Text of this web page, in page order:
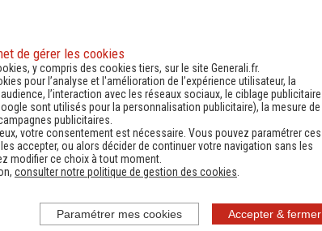
Découvrir
de gérer les cookies
y compris des cookies tiers, sur le site Generali.fr.
pour l’analyse et l'amélioration de l’expérience utilisateur, la
l’interaction avec les réseaux sociaux, le ciblage publicitaire
sont utilisés pour la personnalisation publicitaire), la mesure de
publicitaires.
votre consentement est nécessaire. Vous pouvez paramétrer ces
accepter, ou alors décider de continuer votre navigation sans les
modifier ce choix à tout moment.
consulter notre politique de gestion des cookies.
Accepter & fermer
Paramétrer mes cookies